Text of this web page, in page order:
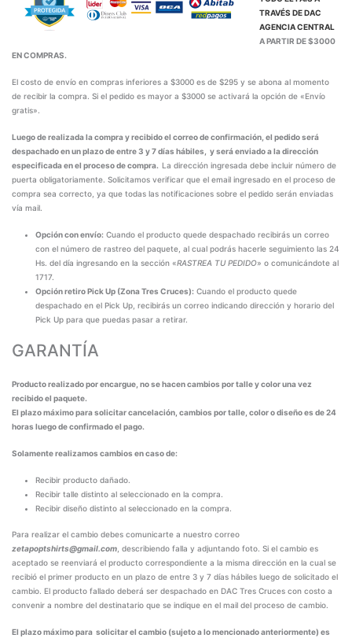
TRAVÉS DEDAC
AGENCIA CENTRAL
A PARTIR DE $3000
EN COMPRAS.
El costo de envío en compras inferiores a $3000 es de $295 y se abona al momento
de recibir la compra. Si el pedido es mayor a $3000 se activará la opción de «Envío
gratis».
Luego de realizada la compra y recibido el correo de confirmación, el pedido será
despachado en un plazo de entre 3 y 7 días hábiles, y será enviado a la dirección
especificada en el proceso de compra.La dirección ingresada debe incluir número de
puerta obligatoriamente. Solicitamos verificar que el email ingresado en el proceso de
compra sea correcto, ya que todas las notificaciones sobre el pedido serán enviadas
vía mail.
Opción con envío: Cuando el producto quede despachado recibirás un correo
con el número de rastreo del paquete, al cual podrás hacerle seguimiento las 24
Hs. del día ingresando en la sección «RASTREA TU PEDIDO» o comunicándote al
1717.
Opción retiro Pick Up (Zona Tres Cruces): Cuando el producto quede
despachado en el Pick Up, recibirás un correo indicando dirección y horario del
Pick Up para que puedas pasar a retirar.
GARANTÍA
Producto realizado por encargue, no se hacen cambios por talle y color una vez
recibido el paquete.
El plazo máximo para solicitar cancelación, cambios por talle, color o diseño es de 24
horas luego de confirmado el pago.
Solamente realizamos cambios en caso de:
Recibir producto dañado.
Recibir talle distinto al seleccionado en la compra.
Recibir diseño distinto al seleccionado en la compra.
Para realizar el cambio debes comunicarte a nuestro correo
zetapoptshirts@gmail.com , describiendo falla y adjuntando foto. Si el cambio es
aceptado se reenviará el producto correspondiente a la misma dirección en la cual se
recibió el primer producto en un plazo de entre 3 y 7 días hábiles luego de solicitado el
cambio. El producto fallado deberá ser despachado en DAC Tres Cruces con costo a
convenir a nombre del destinatario que se indique en el mail del proceso de cambio.
El plazo máximo para solicitar el cambio (sujeto a lo mencionado anteriormente) es